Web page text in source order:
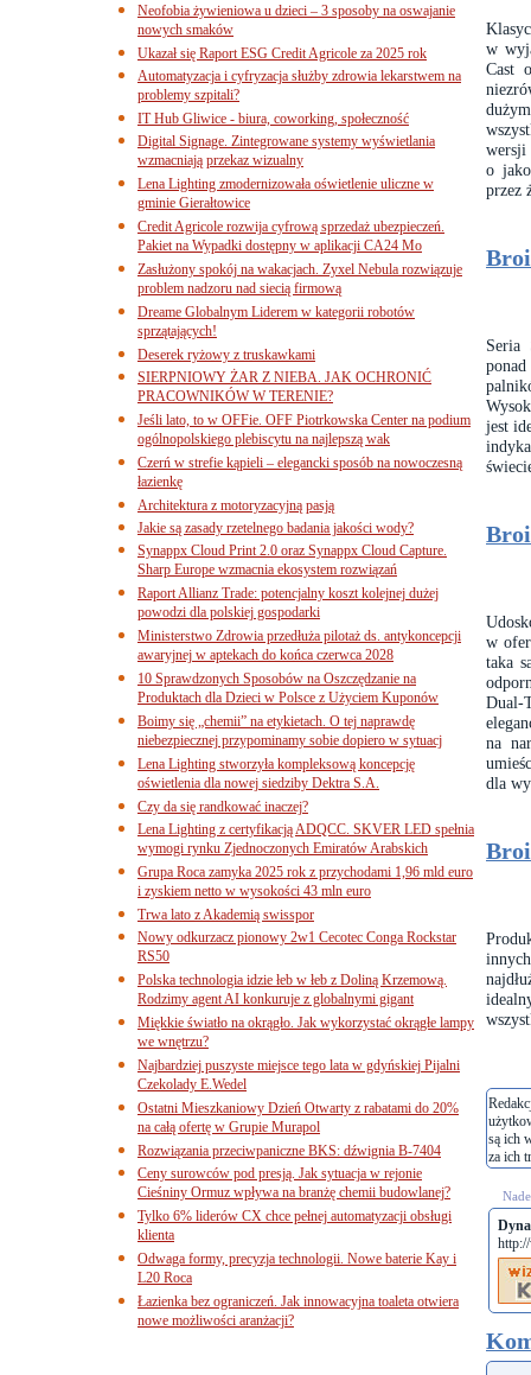
w
Cast
wersji
o
przez
Seria
jest
w
taka
Dual-
na
dla
są ich
za ich
Neofobia żywieniowa u dzieci – 3 sposoby na oswajanie
nowych smaków
Ukazał się Raport ESG Credit Agricole za 2025 rok
Automatyzacja i cyfryzacja służby zdrowia lekarstwem na
problemy szpitali?
IT Hub Gliwice - biura, coworking, społeczność
Digital Signage. Zintegrowane systemy wyświetlania
wzmacniają przekaz wizualny
Lena Lighting zmodernizowała oświetlenie uliczne w
gminie Gierałtowice
Credit Agricole rozwija cyfrową sprzedaż ubezpieczeń.
Pakiet na Wypadki dostępny w aplikacji CA24 Mo
Zasłużony spokój na wakacjach. Zyxel Nebula rozwiązuje
problem nadzoru nad siecią firmową
Dreame Globalnym Liderem w kategorii robotów
sprzątających!
Deserek ryżowy z truskawkami
SIERPNIOWY ŻAR Z NIEBA. JAK OCHRONIĆ
PRACOWNIKÓW W TERENIE?
Jeśli lato, to w OFFie. OFF Piotrkowska Center na podium
ogólnopolskiego plebiscytu na najlepszą wak
Czerń w strefie kąpieli – elegancki sposób na nowoczesną
łazienkę
Architektura z motoryzacyjną pasją
Jakie są zasady rzetelnego badania jakości wody?
Synappx Cloud Print 2.0 oraz Synappx Cloud Capture.
Sharp Europe wzmacnia ekosystem rozwiązań
Raport Allianz Trade: potencjalny koszt kolejnej dużej
powodzi dla polskiej gospodarki
Ministerstwo Zdrowia przedłuża pilotaż ds. antykoncepcji
awaryjnej w aptekach do końca czerwca 2028
10 Sprawdzonych Sposobów na Oszczędzanie na
Produktach dla Dzieci w Polsce z Użyciem Kuponów
Boimy się „chemii” na etykietach. O tej naprawdę
niebezpiecznej przypominamy sobie dopiero w sytuacj
Lena Lighting stworzyła kompleksową koncepcję
oświetlenia dla nowej siedziby Dektra S.A.
Czy da się randkować inaczej?
Lena Lighting z certyfikacją ADQCC. SKVER LED spełnia
wymogi rynku Zjednoczonych Emiratów Arabskich
Grupa Roca zamyka 2025 rok z przychodami 1,96 mld euro
i zyskiem netto w wysokości 43 mln euro
Trwa lato z Akademią swisspor
Nowy odkurzacz pionowy 2w1 Cecotec Conga Rockstar
RS50
Polska technologia idzie łeb w łeb z Doliną Krzemową.
Rodzimy agent AI konkuruje z globalnymi gigant
Miękkie światło na okrągło. Jak wykorzystać okrągłe lampy
we wnętrzu?
Najbardziej puszyste miejsce tego lata w gdyńskiej Pijalni
Czekolady E.Wedel
Ostatni Mieszkaniowy Dzień Otwarty z rabatami do 20%
na całą ofertę w Grupie Murapol
Rozwiązania przeciwpaniczne BKS: dźwignia B-7404
Ceny surowców pod presją. Jak sytuacja w rejonie
Cieśniny Ormuz wpływa na branżę chemii budowlanej?
Tylko 6% liderów CX chce pełnej automatyzacji obsługi
klienta
Odwaga formy, precyzja technologii. Nowe baterie Kay i
L20 Roca
Łazienka bez ograniczeń. Jak innowacyjna toaleta otwiera
nowe możliwości aranżacji?